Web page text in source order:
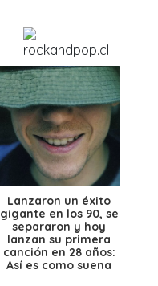
Lanzaron un éxito
gigante en los 90, se
separaron y hoy
lanzan su primera
canción en 28 años:
Así es como suena